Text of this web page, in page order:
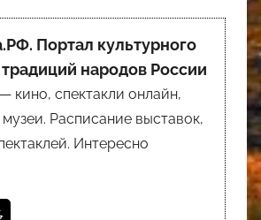
Портал культурного
народов России
кино, спектакли онлайн,
Расписание выставок,
Интересно